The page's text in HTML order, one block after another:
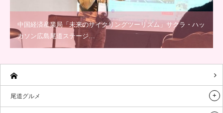
中国経済産業局「未来のサイクリングツーリズム」サクラ・ハッ
カソン広島尾道ステージ…
尾道グルメ